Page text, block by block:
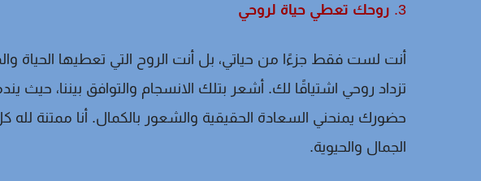
3. روحك تعطي حياة لروحي
أنت لست فقط جزءًا من حياتي، بل أنت الروح التي تعطيها الحياة
تزداد روحي اشتياقًا لك. أشعر بتلك الانسجام والتوافق بيننا،
حضورك يمنحني السعادة الحقيقية والشعور بالكمال. أنا ممتنة
الجمال والحيوية.